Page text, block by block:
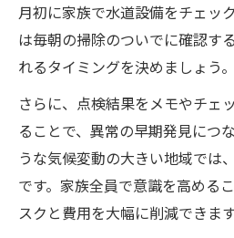
月初に家族で水道設備をチェッ
は毎朝の掃除のついでに確認す
れるタイミングを決めましょう。
さらに、点検結果をメモやチェ
ることで、異常の早期発見につ
うな気候変動の大きい地域では
です。家族全員で意識を高める
スクと費用を大幅に削減できます